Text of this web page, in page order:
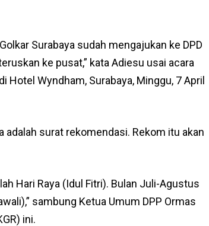
Surabaya sudah mengajukan ke DPD
ke pusat,” kata Adiesu usai acara
Hotel Wyndham, Surabaya, Minggu, 7 April
surat rekomendasi. Rekom itu akan
Hari Raya (Idul Fitri). Bulan Juli-Agustus
sambung Ketua Umum DPP Ormas
ini.